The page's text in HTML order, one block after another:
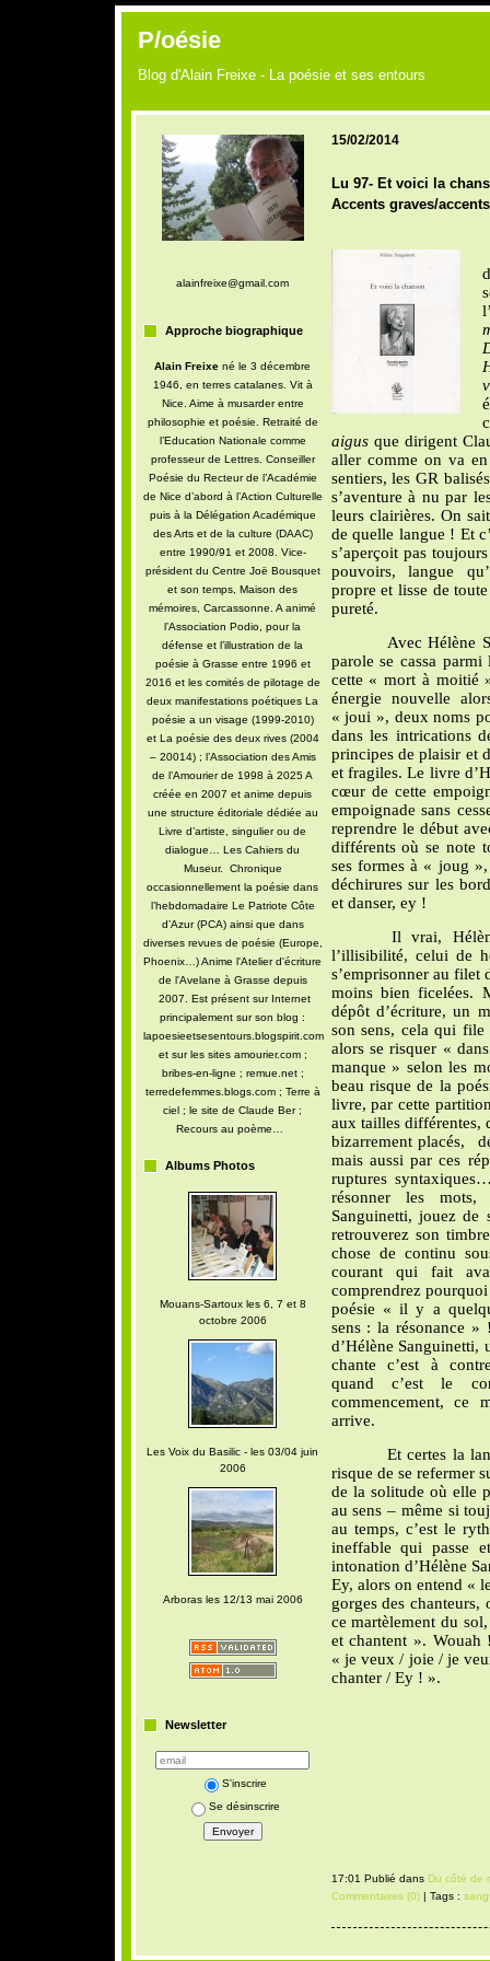
P/oésie
Blog d'Alain Freixe - La poésie et ses entours
alainfreixe@gmail.com
Approche biographique
Alain Freixe né le 3 décembre
1946, en terres catalanes. Vit à
Nice. Aime à musarder entre
philosophie et poésie. Retraité de
l’Education Nationale comme
professeur de Lettres. Conseiller
Poésie du Recteur de l’Académie
de Nice d’abord à l’Action Culturelle
puis à la Délégation Académique
des Arts et de la culture (DAAC)
entre 1990/91 et 2008. Vice-
président du Centre Joë Bousquet
et son temps, Maison des
mémoires, Carcassonne. A animé
l’Association Podio, pour la
défense et l’illustration de la
poésie à Grasse entre 1996 et
2016 et les comités de pilotage de
deux manifestations poétiques La
poésie a un visage (1999-2010)
et La poésie des deux rives (2004
– 20014) ; l’Association des Amis
de l’Amourier de 1998 à 2025 A
créée en 2007 et anime depuis
une structure éditoriale dédiée au
Livre d’artiste, singulier ou de
dialogue… Les Cahiers du
Museur. Chronique
occasionnellement la poésie dans
l’hebdomadaire Le Patriote Côte
d’Azur (PCA) ainsi que dans
diverses revues de poésie (Europe,
Phoenix…) Anime l'Atelier d'écriture
de l'Avelane à Grasse depuis
2007. Est présent sur Internet
principalement sur son blog :
lapoesieetsesentours.blogspirit.com
et sur les sites amourier.com ;
bribes-en-ligne ; remue.net ;
terredefemmes.blogs.com ; Terre à
ciel ; le site de Claude Ber ;
Recours au poème…
Albums Photos
Mouans-Sartoux les 6, 7 et 8
octobre 2006
Les Voix du Basilic - les 03/04 juin
2006
Arboras les 12/13 mai 2006
Newsletter
S'inscrire
Se désinscrire
15/02/2014
Lu 97- Et voici la
Accents graves/
aigusque dirigent
aller comme on va
sentiers, les GR
s’aventure à nu par
leurs clairières. On
de quelle langue ! Et
s’aperçoit pas
pouvoirs, langue
propre et lisse de
pureté.
Avec Hélène
parole se cassa
cette « mort à moitié
énergie nouvelle
« joui », deux noms
dans les intrications
principes de plaisir et
et fragiles. Le livre
cœur de cette
empoignade sans
reprendre le début
différents où se note
ses formes à « joug
déchirures sur les
et danser, ey !
Il vrai,
l’illisibilité, celui de
s’emprisonner au filet
moins bien ficelées.
dépôt d’écriture, un
son sens, cela qui
alors se risquer «
manque » selon les
beau risque de la
livre, par cette
aux tailles différentes,
bizarrement placés,
mais aussi par ces
ruptures
résonner les mots,
Sanguinetti, jouez de
retrouverez son
chose de continu
courant qui fait
comprendrez
poésie « il y a
sens : la résonance
d’Hélène Sanguinetti,
chante c’est à
quand c’est le
commencement, ce
arrive.
Et certes la
risque de se refermer
de la solitude où elle
au sens – même si
au temps, c’est le
ineffable qui passe
intonation d’Hélène
Ey, alors on entend «
gorges des chanteurs,
ce martèlement du
et chantent ».
« je veux / joie / je
chanter / Ey ! ».
17:01 Publié dans Du côté de
Commentaires (0)| Tags :